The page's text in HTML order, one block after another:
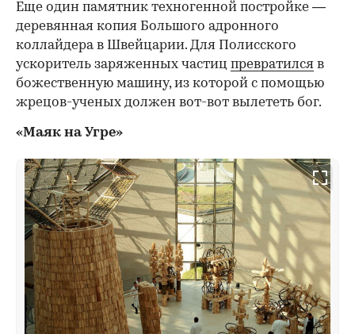
Еще один памятник техногенной постройке —
деревянная копия Большого адронного
коллайдера в Швейцарии. Для Полисского
ускоритель заряженных частиц превратился в
божественную машину, из которой с помощью
жрецов-ученых должен вот-вот вылететь бог.
«Маяк на Угре»